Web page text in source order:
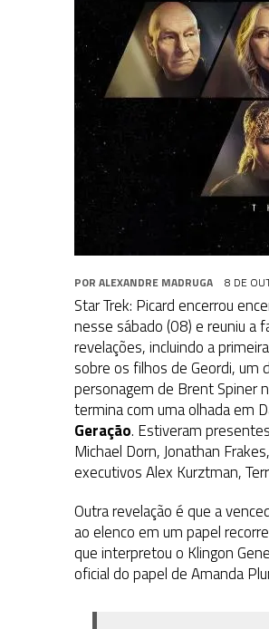
POR ALEXANDRE MADRUGA 8 DE
Star Trek: Picard encerrou
nesse sábado (08) e reuniu a
revelações, incluindo a
sobre os filhos de Geordi, um
personagem de Brent Spiner
termina com uma olhada em
Geração. Estiveram
Michael Dorn, Jonathan
executivos Alex Kurztman,
Outra revelação é que a
ao elenco em um papel
que interpretou o Klingon
oficial do papel de Amanda